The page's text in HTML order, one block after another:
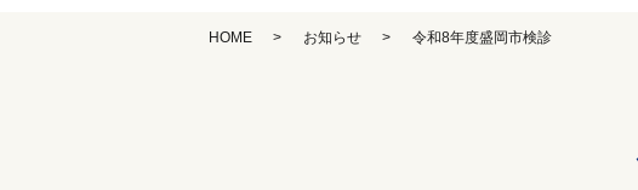
HOME お知らせ 令和8年度盛岡市検診